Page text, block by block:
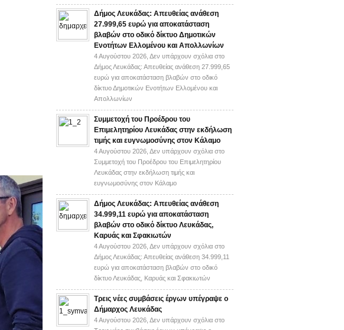
Δήμος Λευκάδας: Απευθείας ανάθεση
27.999,65 ευρώ για αποκατάσταση
βλαβών στο οδικό δίκτυο Δημοτικών
Ενοτήτων Ελλομένου και Απολλωνίων
4 Αυγούστου 2026, Δεν υπάρχουν σχόλια στο
Δήμος Λευκάδας: Απευθείας ανάθεση 27.999,65
ευρώ για αποκατάσταση βλαβών στο οδικό
δίκτυο Δημοτικών Ενοτήτων Ελλομένου και
Απολλωνίων
Συμμετοχή του Προέδρου του
Επιμελητηρίου Λευκάδας στην εκδήλωση
τιμής και ευγνωμοσύνης στον Κάλαμο
4 Αυγούστου 2026, Δεν υπάρχουν σχόλια στο
Συμμετοχή του Προέδρου του Επιμελητηρίου
Λευκάδας στην εκδήλωση τιμής και
ευγνωμοσύνης στον Κάλαμο
Δήμος Λευκάδας: Απευθείας ανάθεση
34.999,11 ευρώ για αποκατάσταση
βλαβών στο οδικό δίκτυο Λευκάδας,
Καρυάς και Σφακιωτών
4 Αυγούστου 2026, Δεν υπάρχουν σχόλια στο
Δήμος Λευκάδας: Απευθείας ανάθεση 34.999,11
ευρώ για αποκατάσταση βλαβών στο οδικό
δίκτυο Λευκάδας, Καρυάς και Σφακιωτών
Τρεις νέες συμβάσεις έργων υπέγραψε ο
Δήμαρχος Λευκάδας
4 Αυγούστου 2026, Δεν υπάρχουν σχόλια στο